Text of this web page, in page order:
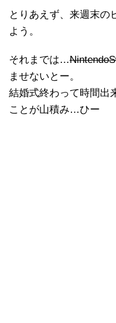
とりあえず、来週末の
よう。
それまでは…
ませないとー。
結婚式終わって時間出
ことが山積み…ひー